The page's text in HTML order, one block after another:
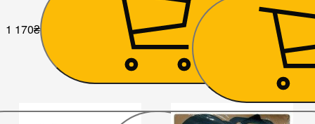
1 170₴
4 050₴